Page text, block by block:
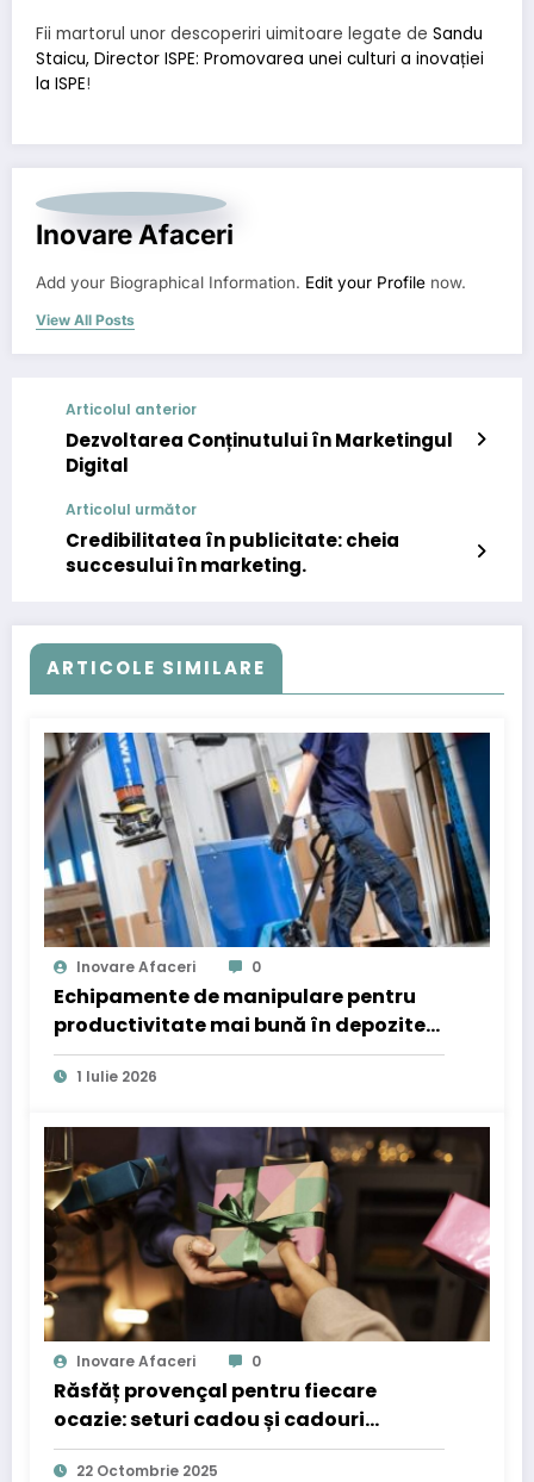
Fii martorul unor descoperiri uimitoare legate de Sandu
Staicu, Director ISPE: Promovarea unei culturi a inovației
la ISPE!
Inovare Afaceri
Add your Biographical Information. Edit your Profile now.
View All Posts
Articolul anterior
Dezvoltarea Conținutului în Marketingul
Digital
Articolul următor
Credibilitatea în publicitate: cheia
succesului în marketing.
ARTICOLE SIMILARE
Inovare Afaceri 0
Echipamente de manipulare pentru
productivitate mai bună în depozite
și producție
1 Iulie 2026
Inovare Afaceri 0
Răsfăț provençal pentru fiecare
ocazie: seturi cadou și cadouri
corporate cu parfum de lux
22 Octombrie 2025